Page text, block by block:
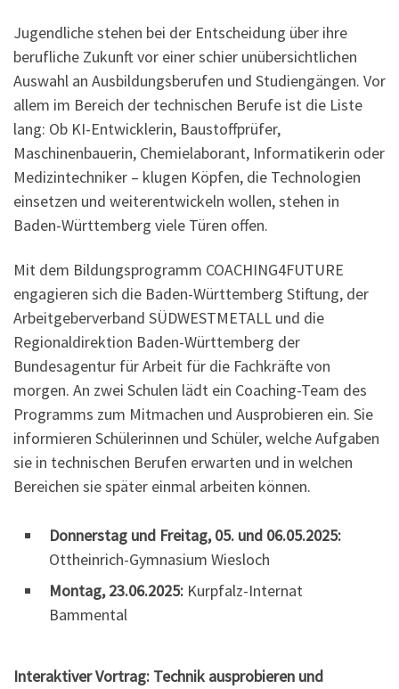
Jugendliche stehen bei der Entscheidung über ihre
berufliche Zukunft vor einer schier unübersichtlichen
Auswahl an Ausbildungsberufen und Studiengängen. Vor
allem im Bereich der technischen Berufe ist die Liste
lang: Ob KI-Entwicklerin, Baustoffprüfer,
Maschinenbauerin, Chemielaborant, Informatikerin oder
Medizintechniker – klugen Köpfen, die Technologien
einsetzen und weiterentwickeln wollen, stehen in
Baden-Württemberg viele Türen offen.
Mit dem Bildungsprogramm COACHING4FUTURE
engagieren sich die Baden-Württemberg Stiftung, der
Arbeitgeberverband SÜDWESTMETALL und die
Regionaldirektion Baden-Württemberg der
Bundesagentur für Arbeit für die Fachkräfte von
morgen. An zwei Schulen lädt ein Coaching-Team des
Programms zum Mitmachen und Ausprobieren ein. Sie
informieren Schülerinnen und Schüler, welche Aufgaben
sie in technischen Berufen erwarten und in welchen
Bereichen sie später einmal arbeiten können.
Donnerstag und Freitag, 05. und 06.05.2025:
Ottheinrich-Gymnasium Wiesloch
Montag, 23.06.2025: Kurpfalz-Internat
Bammental
Interaktiver Vortrag: Technik ausprobieren und